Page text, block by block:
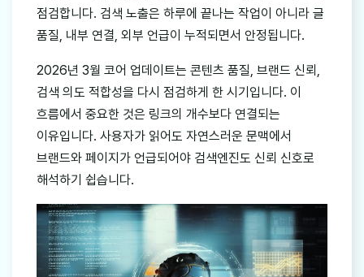
점검합니다. 검색 노출은 하루에 끝나는 작업이 아니라 글
품질, 내부 연결, 외부 언급이 누적되면서 안정됩니다.
2026년 3월 코어 업데이트는 콘텐츠 품질, 브랜드 신뢰,
검색 의도 적합성을 다시 점검하게 한 시기입니다. 이
흐름에서 중요한 것은 링크의 개수보다 연결되는
이유입니다. 사용자가 읽어도 자연스러운 문맥에서
브랜드와 페이지가 언급되어야 검색엔진도 신뢰 신호로
해석하기 쉽습니다.